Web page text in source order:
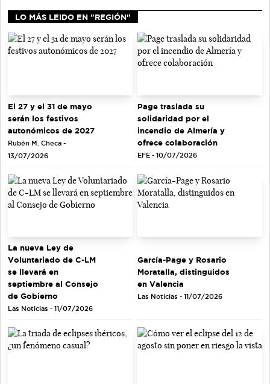
LO MÁS LEIDO EN "REGIÓN"
El 27 y el 31 de mayo
serán los festivos
autonómicos de 2027
Rubén M. Checa -
13/07/2026
Page traslada su
solidaridad por el
incendio de Almería y
ofrece colaboración
EFE - 10/07/2026
La nueva Ley de
Voluntariado de C-LM
se llevará en
septiembre al Consejo
de Gobierno
Las Noticias - 11/07/2026
García-Page y Rosario
Moratalla, distinguidos
en Valencia
Las Noticias - 11/07/2026